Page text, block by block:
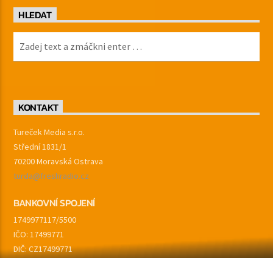
HLEDAT
KONTAKT
Tureček Media s.r.o.
Střední 1831/1
70200 Moravská Ostrava
turda@freshradio.cz
BANKOVNÍ SPOJENÍ
1749977117/5500
IČO: 17499771
DIČ: CZ17499771